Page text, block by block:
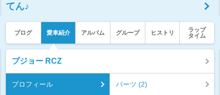
てん♪
ブログ 愛車紹介 アルバム グループ ヒストリ
ラップ
タイム
プジョー RCZ
プロフィール パーツ (2)